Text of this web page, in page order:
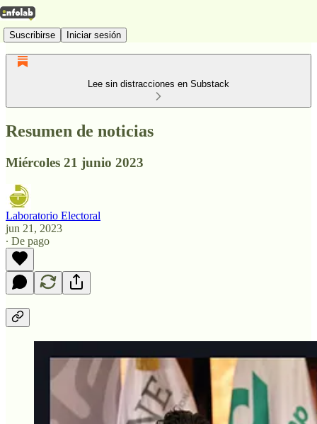
Suscribirse Iniciar sesión
Lee sin distracciones en Substack
Resumen de noticias
Miércoles 21 junio 2023
Laboratorio Electoral
jun 21, 2023
∙ De pago